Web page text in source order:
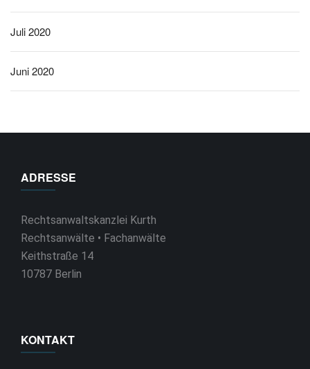
Juli 2020
Juni 2020
ADRESSE
Rechtsanwaltskanzlei Kurth
Rechtsanwälte • Fachanwälte
Keithstraße 14
10787 Berlin
KONTAKT